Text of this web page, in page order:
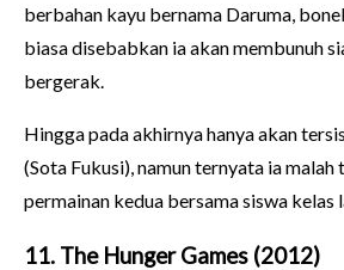
berbahan kayu bernama Daruma,
biasa disebabkan ia akan membunuh
bergerak.
Hingga pada akhirnya hanya akan
(Sota Fukusi), namun ternyata ia
permainan kedua bersama siswa kelas
11. The Hunger Games (2012)